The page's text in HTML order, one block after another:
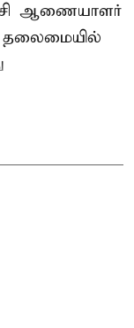
ஆணையாளர்
தலைமையில்